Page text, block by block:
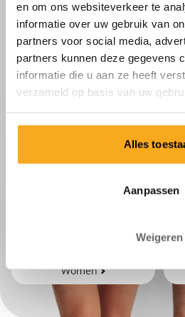
en om ons websiteverkeer te
informatie over uw gebruik van
partners voor social media,
partners kunnen deze gegevens
informatie die u aan ze heeft
verzameld op basis van uw
Alles
Aanpassen
Weigeren
Women